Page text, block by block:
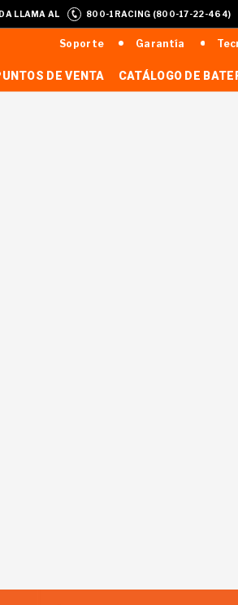
LLAMA AL 800-1RACING (800-17-22-464)
Garantía
Soporte
CATÁLOGO DE
DE VENTA